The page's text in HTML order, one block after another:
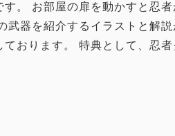
す。 お部屋の扉を動かすと忍
武器を紹介するイラストと解
おります。 特典として、忍